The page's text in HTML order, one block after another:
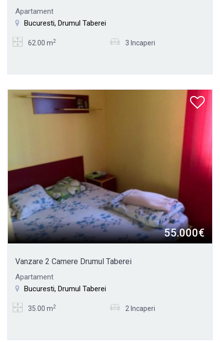
Apartament
Bucuresti, Drumul Taberei
62.00 m2 3 Incaperi
55.000€
Vanzare 2 Camere Drumul Taberei
Apartament
Bucuresti, Drumul Taberei
35.00 m2 2 Incaperi